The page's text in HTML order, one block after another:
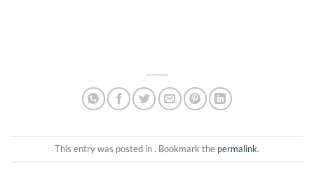
This entry was posted in . Bookmark the permalink.